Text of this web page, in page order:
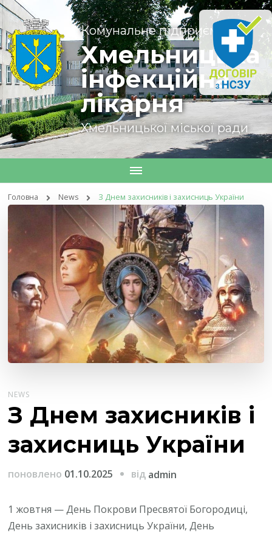
Комунальне підприємство
Хмельницька
інфекційна
лікарня
Хмельницької міської ради
Головна News З Днем захисників і захисниць України
NEWS
З Днем захисників і
захисниць України
поновлено 01.10.2025 від admin
1 жовтня — День Покрови Пресвятої Богородиці,
День захисників і захисниць України, День